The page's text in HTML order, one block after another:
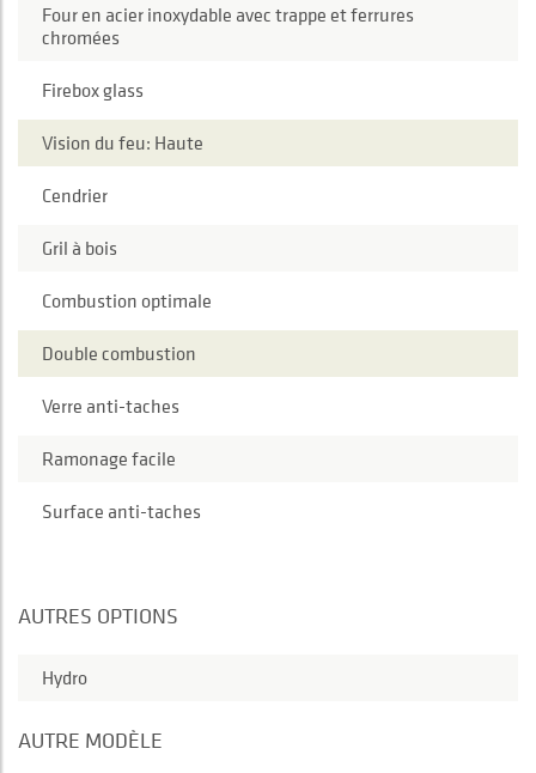
Four en acier inoxydable avec trappe et ferrures
chromées
Firebox glass
Vision du feu: Haute
Cendrier
Gril à bois
Combustion optimale
Double combustion
Verre anti-taches
Ramonage facile
Surface anti-taches
AUTRES OPTIONS
Hydro
AUTRE MODÈLE